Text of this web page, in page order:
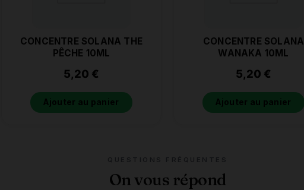
CONCENTRE SOLANA THE
PÊCHE 10ML
5,20 €
Ajouter au panier
CONCENTRE SOLANA
WANAKA 10ML
5,20 €
Ajouter au panier
On vous répond